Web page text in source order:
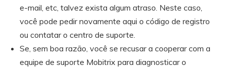
e-mail, etc, talvez exista algum atraso. Neste caso,
você pode pedir novamente aqui o código de registro
ou contatar o centro de suporte.
Se, sem boa razão, você se recusar a cooperar com a
equipe de suporte Mobitrix para diagnosticar o